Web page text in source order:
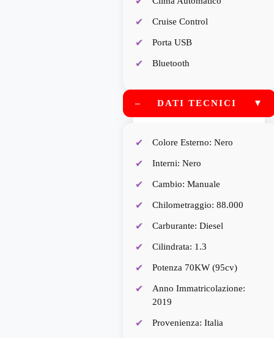
Cruise Control
Porta USB
Bluetooth
– DATI TECNICI ▼
Colore Esterno: Nero
Interni: Nero
Cambio: Manuale
Chilometraggio: 88.000
Carburante: Diesel
Cilindrata: 1.3
Potenza 70KW (95cv)
Anno Immatricolazione:
2019
Provenienza: Italia